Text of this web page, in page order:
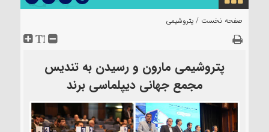
صفحه نخست / پتروشیمی
پتروشیمی مارون و رسیدن به تندیس
مجمع جهانی دیپلماسی برند